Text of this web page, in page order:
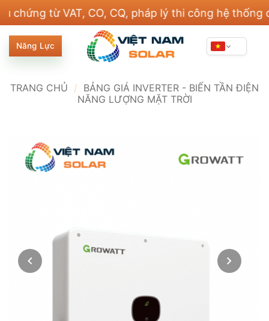
nội
dung
từ VAT, CO, CQ, pháp lý thi công hệ thống điện
Năng Lực
TRANG CHỦ / BẢNG GIÁ INVERTER - BIẾN TẦN ĐIỆN
NĂNG LƯỢNG MẶT TRỜI